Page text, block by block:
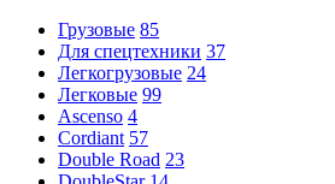
Грузовые 85
Для спецтехники 37
Легкогрузовые 24
Легковые 99
Ascenso 4
Cordiant 57
Double Road 23